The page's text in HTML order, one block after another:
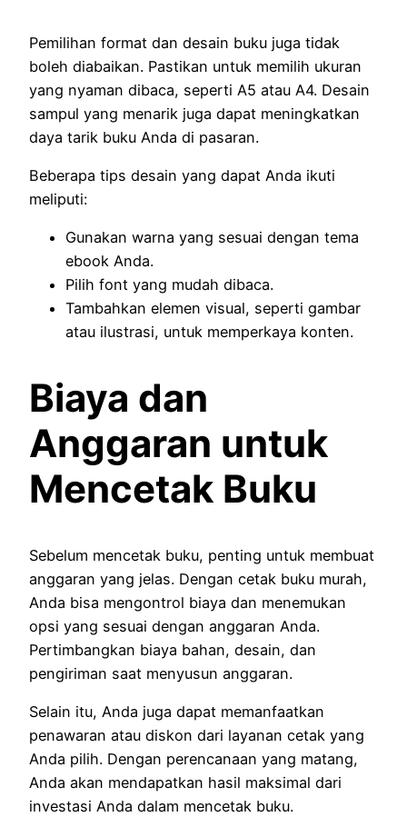
Pemilihan format dan desain buku juga tidak
boleh diabaikan. Pastikan untuk memilih ukuran
yang nyaman dibaca, seperti A5 atau A4. Desain
sampul yang menarik juga dapat meningkatkan
daya tarik buku Anda di pasaran.
Beberapa tips desain yang dapat Anda ikuti
meliputi:
Gunakan warna yang sesuai dengan tema
ebook Anda.
Pilih font yang mudah dibaca.
Tambahkan elemen visual, seperti gambar
atau ilustrasi, untuk memperkaya konten.
Biaya dan
Anggaran untuk
Mencetak Buku
Sebelum mencetak buku, penting untuk membuat
anggaran yang jelas. Dengan cetak buku murah,
Anda bisa mengontrol biaya dan menemukan
opsi yang sesuai dengan anggaran Anda.
Pertimbangkan biaya bahan, desain, dan
pengiriman saat menyusun anggaran.
Selain itu, Anda juga dapat memanfaatkan
penawaran atau diskon dari layanan cetak yang
Anda pilih. Dengan perencanaan yang matang,
Anda akan mendapatkan hasil maksimal dari
investasi Anda dalam mencetak buku.